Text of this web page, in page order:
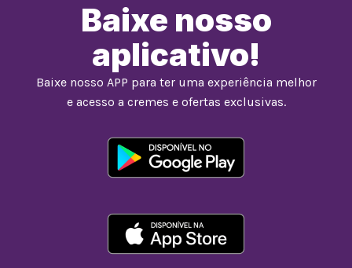
Baixe nosso
aplicativo!
Baixe nosso APP para ter uma experiência melhor
e acesso a cremes e ofertas exclusivas.